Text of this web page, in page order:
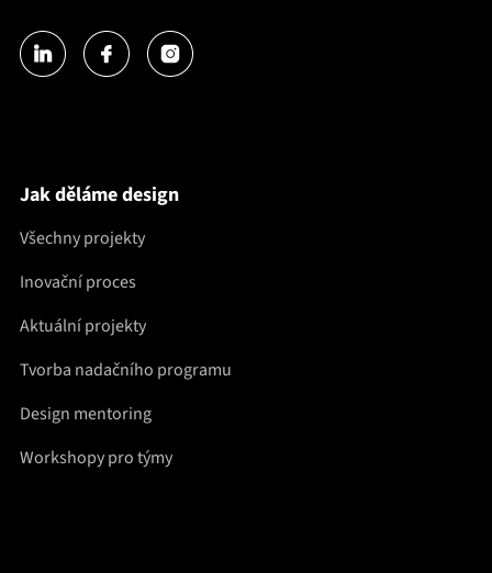
Jak děláme design
Všechny projekty
Inovační proces
Aktuální projekty
Tvorba nadačního programu
Design mentoring
Workshopy pro týmy